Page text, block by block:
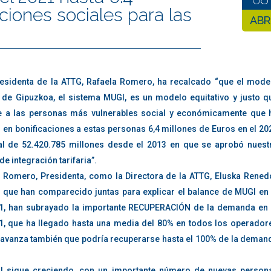
chosen bet type (outright winner) for your selected match/game
e.g., Dallas Empire winning both Half 1 & Half 2), or system
e .g . 2 from 3). You can also choose between decimal
fractional odds—which express winnings as multiples of
(+100 means even money bet will return $100 if won). The
when placing a bet and returned after it has been settled plus
August 15–19th.$1M awarded across 16 teams competing
in general
guide:
payment method you want to use (e.g., credit card, bitcoin).
of winning on (e.g., Call of Duty League playoffs) and select a
sociales para las
ABR
de la ATTG, Rafaela Romero, ha recalcado “que el
Gipuzkoa, el sistema MUGI, es un modelo equitativo y justo
a las personas más vulnerables social y económicamente que
en bonificaciones a estas personas 6,4 millones de Euros en el
de 52.420.785 millones desde el 2013 en que se aprobó
integración tarifaria”.
Romero, Presidenta, como la Directora de la ATTG, Eluska
que han comparecido juntas para explicar el balance de MUGI en
han subrayado la importante RECUPERACIÓN de la demanda en
que ha llegado hasta una media del 80% en todos los
también que podría recuperarse hasta el 100% de la